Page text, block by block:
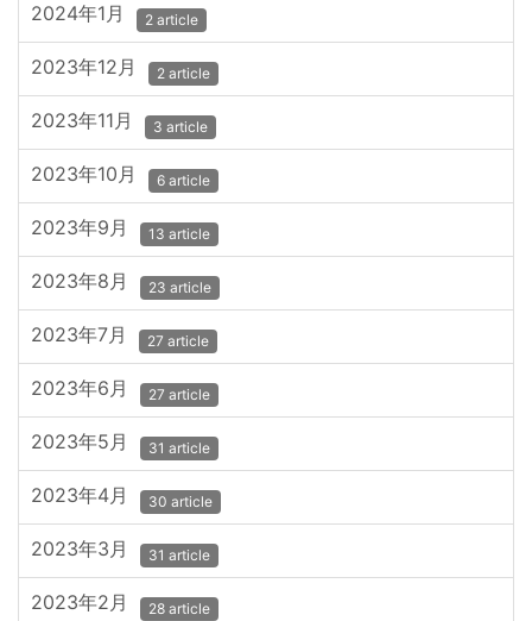
2024年1月 2 article
2023年12月 2 article
2023年11月 3 article
2023年10月 6 article
2023年9月 13 article
2023年8月 23 article
2023年7月 27 article
2023年6月 27 article
2023年5月 31 article
2023年4月 30 article
2023年3月 31 article
2023年2月 28 article